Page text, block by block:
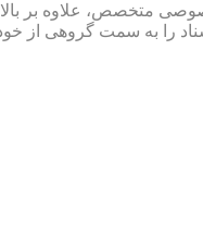
متخصص، علاوه بر
را به سمت گروهی از